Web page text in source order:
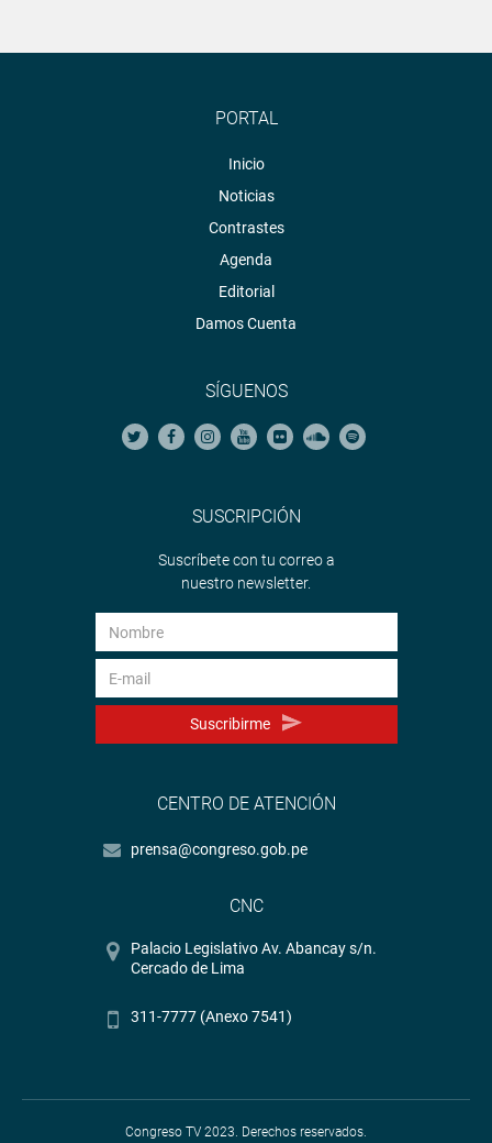
PORTAL
Inicio
Noticias
Contrastes
Agenda
Editorial
Damos Cuenta
SÍGUENOS
SUSCRIPCIÓN
Suscríbete con tu correo a
nuestro newsletter.
Suscribirme
CENTRO DE ATENCIÓN
prensa@congreso.gob.pe
CNC
Palacio Legislativo Av. Abancay s/n.
Cercado de Lima
311-7777 (Anexo 7541)
Congreso TV 2023. Derechos reservados.